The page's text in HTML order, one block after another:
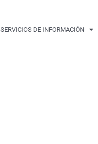
SERVICIOS DE INFORMACIÓN